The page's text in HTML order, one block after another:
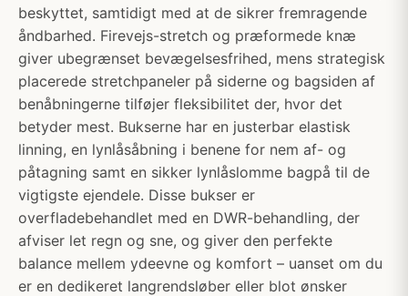
beskyttet, samtidigt med at de sikrer fremragende
åndbarhed. Firevejs-stretch og præformede knæ
giver ubegrænset bevægelsesfrihed, mens strategisk
placerede stretchpaneler på siderne og bagsiden af
benåbningerne tilføjer fleksibilitet der, hvor det
betyder mest. Bukserne har en justerbar elastisk
linning, en lynlåsåbning i benene for nem af- og
påtagning samt en sikker lynlåslomme bagpå til de
vigtigste ejendele. Disse bukser er
overfladebehandlet med en DWR-behandling, der
afviser let regn og sne, og giver den perfekte
balance mellem ydeevne og komfort – uanset om du
er en dedikeret langrendsløber eller blot ønsker